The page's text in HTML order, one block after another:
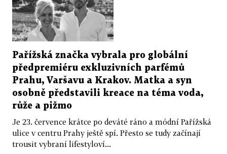
Pařížská značka vybrala pro globální
předpremiéru exkluzivních parfémů
Prahu, Varšavu a Krakov. Matka a syn
osobně představili kreace na téma voda,
růže a pižmo
Je 23. července krátce po deváté ráno a módní Pařížská
ulice v centru Prahy ještě spí. Přesto se tudy začínají
trousit vybraní lifestyloví...